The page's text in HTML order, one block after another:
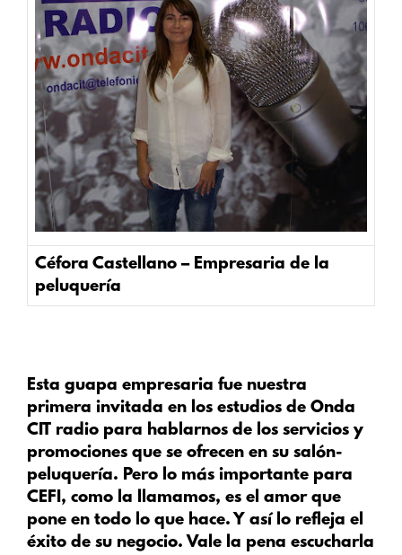
Céfora Castellano – Empresaria de la
peluquería
Esta guapa empresaria fue nuestra
primera invitada en los estudios de Onda
CIT radio para hablarnos de los servicios y
promociones que se ofrecen en su salón-
peluquería. Pero lo más importante para
CEFI, como la llamamos, es el amor que
pone en todo lo que hace. Y así lo refleja el
éxito de su negocio. Vale la pena escucharla